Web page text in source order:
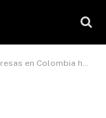
ha dado el salto a pymes